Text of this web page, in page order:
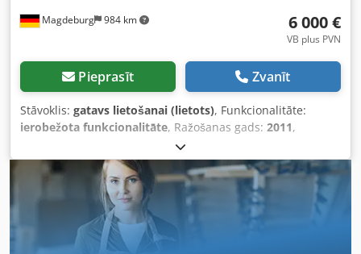
Magdeburg 984 km 6 000 €
VB plus PVN
Pieprasīt Zvanīt
Stāvoklis: gatavs lietošanai (lietots), Funkcionalitāte:
ierobežota funkcionalitāte, Ražošanas gads: 2011,
, Aprīkojums:
Kompresors Atlas Copco XAS 67 DDG, ražošanas gads 2011,
1192 darba stundas, tilpuma plūsma 3,5 m³, rezerves
elektroģenerators 12,5 kVA, pieslēgumi: 1 x 230 V, 2 x 400
V, sērijas Nr. YA3062566B0165583, pieejama reģistrācija,
rezerves ģeneratora izmantošanas laikā izsit drošinātāju,
pēcapstrādes sodrēju filtrs SMF-MR. Dodpfx Ahev Rbufo